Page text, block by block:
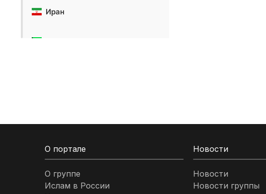
Иран
Малайзия
Марокко
О портале
О группе
Ислам в России
Новости
Новости
Новости группы